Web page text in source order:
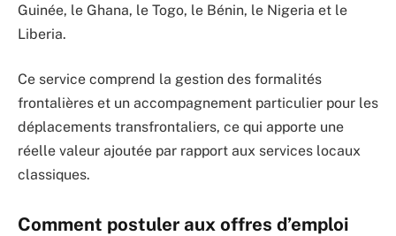
Guinée, le Ghana, le Togo, le Bénin, le Nigeria et le
Liberia.
Ce service comprend la gestion des formalités
frontalières et un accompagnement particulier pour les
déplacements transfrontaliers, ce qui apporte une
réelle valeur ajoutée par rapport aux services locaux
classiques.
Comment postuler aux offres d’emploi